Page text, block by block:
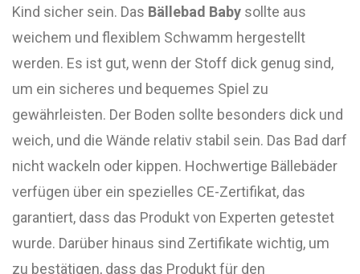
Kind sicher sein. Das Bällebad Baby sollte aus
weichem und flexiblem Schwamm hergestellt
werden. Es ist gut, wenn der Stoff dick genug sind,
um ein sicheres und bequemes Spiel zu
gewährleisten. Der Boden sollte besonders dick und
weich, und die Wände relativ stabil sein. Das Bad darf
nicht wackeln oder kippen. Hochwertige Bällebäder
verfügen über ein spezielles CE-Zertifikat, das
garantiert, dass das Produkt von Experten getestet
wurde. Darüber hinaus sind Zertifikate wichtig, um
zu bestätigen, dass das Produkt für den